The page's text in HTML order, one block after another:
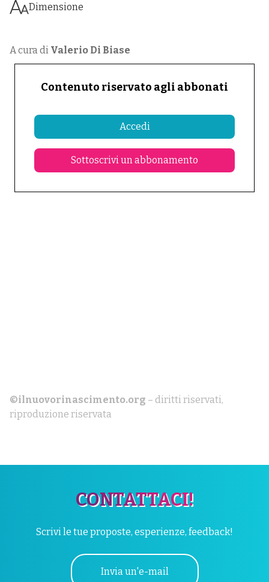
Dimensione
A cura di Valerio Di Biase
Contenuto riservato agli abbonati
Accedi
Sottoscrivi un abbonamento
©ilnuovorinascimento.org – diritti riservati,
riproduzione riservata
CONTATTACI!
Scrivi le tue proposte, esperienze, feedback!
Invia un'e-mail